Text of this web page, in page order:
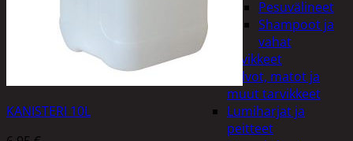
Pesuvälineet
Shampoot ja
vahat
Autotarvikkeet
Kalvot, matot ja
muut tarvikkeet
Lumiharjat ja
peitteet
KANISTERI 10L